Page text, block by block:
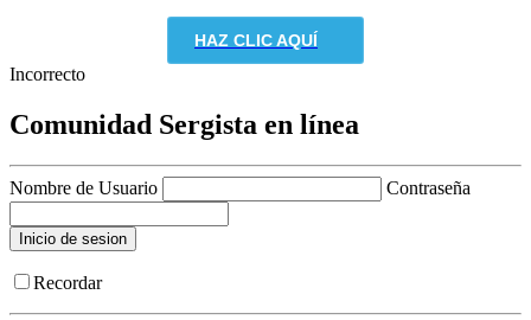
HAZ CLIC AQUÍ
Incorrecto
Comunidad Sergista en línea
Nombre de Usuario Contraseña
Recordar